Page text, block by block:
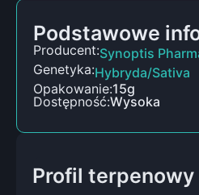
Podstawowe
Producent:Synoptis
Genetyka:Hybryda/Sativa
Opakowanie:15g
Dostępność:Wysoka
Profil terpenowy